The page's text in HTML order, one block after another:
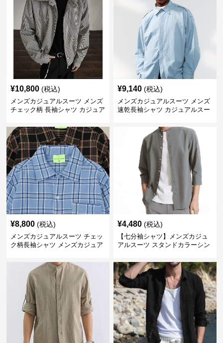
¥10,800 (税込)
メンズカジュアルスーツ メンズ
チェック柄 長袖シャツ カジュア
¥9,140 (税込)
メンズカジュアルスーツ メンズ
速乾長袖シャツ カジュアルスー
¥8,800 (税込)
メンズカジュアルスーツ チェッ
ク柄長袖シャツ メンズカジュア
¥4,480 (税込)
【七分袖シャツ】メンズカジュ
アルスーツ スタンドカラーシン